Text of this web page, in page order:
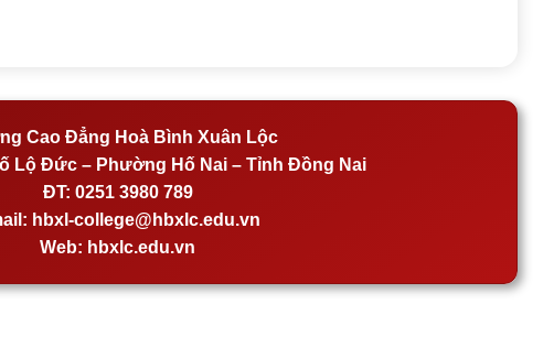
Cao Đẳng Hoà Bình Xuân Lộc
Lộ Đức – Phường Hố Nai – Tỉnh Đồng Nai
ĐT: 0251 3980 789
hbxl-college@hbxlc.edu.vn
Web: hbxlc.edu.vn